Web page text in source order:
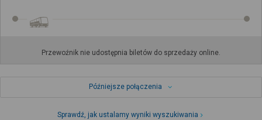
Przewoźnik nie udostępnia biletów do sprzedaży online.
Późniejsze połączenia
Sprawdź, jak ustalamy wyniki wyszukiwania